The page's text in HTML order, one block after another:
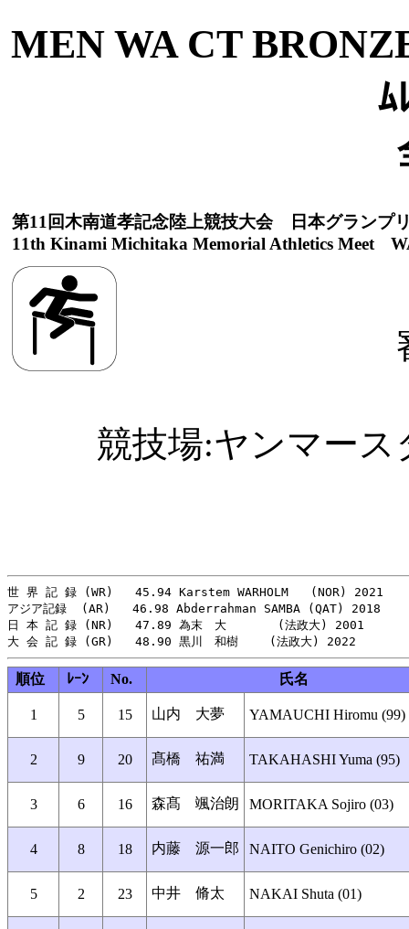
MEN WA CT
ﾑ
第11回木南道孝記念陸上競技大会 日本グランプ
11th Kinami Michitaka Memorial Athletics Meet
競技場:ヤンマー
世 界 記 録 (WR)   45.94 Karstem WARHOLM   (NOR) 2021
アジア記録  (AR)   46.98 Abderrahman SAMBA (QAT) 2018
日 本 記 録 (NR)   47.89 為末　大       (法政大) 2001
順位 ﾚｰﾝ No. 氏名
1 5 15 山内 大夢 YAMAUCHI Hiromu (99)
2 9 20 髙橋 祐満 TAKAHASHI Yuma (95)
3 6 16 森髙 颯治朗 MORITAKA Sojiro (03)
4 8 18 内藤 源一郎 NAITO Genichiro (02)
5 2 23 中井 脩太 NAKAI Shuta (01)